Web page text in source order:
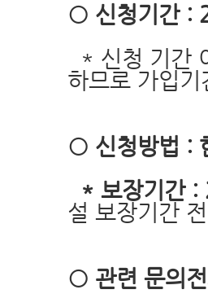
○ 신청기간 :
* 신청 기간
하므로 가입기
○ 신청방법 :
* 보장기간
설 보장기간
○ 관련 문의